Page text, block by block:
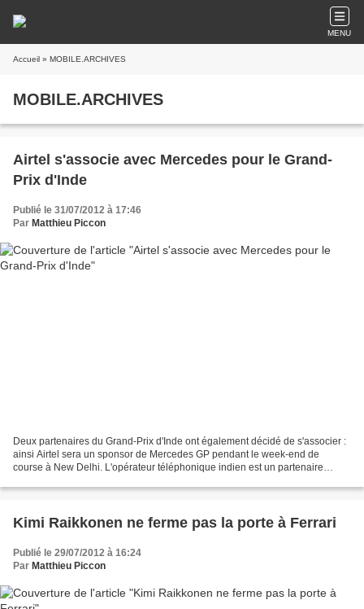
MENU
Accueil » MOBILE.ARCHIVES
MOBILE.ARCHIVES
Airtel s'associe avec Mercedes pour le Grand-
Prix d'Inde
Publié le 31/07/2012 à 17:46
Par Matthieu Piccon
Deux partenaires du Grand-Prix d'Inde ont également décidé de s'associer :
ainsi Airtel sera un sponsor de Mercedes GP pendant le week-end de
course à New Delhi. L'opérateur téléphonique indien est un partenaire
Kimi Raikkonen ne ferme pas la porte à Ferrari
Publié le 29/07/2012 à 16:24
Par Matthieu Piccon